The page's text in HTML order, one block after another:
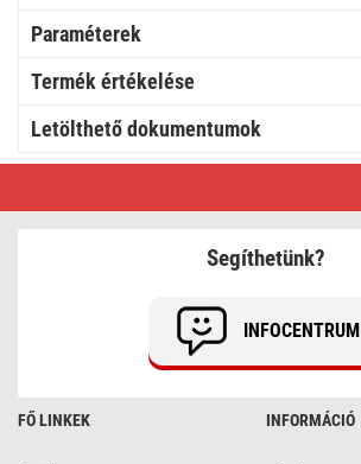
Paraméterek
Termék értékelése
Letölthető dokumentumok
FŐ LINKEK INFORMÁCIÓ
Segíthetünk?
INFOCENTRUM